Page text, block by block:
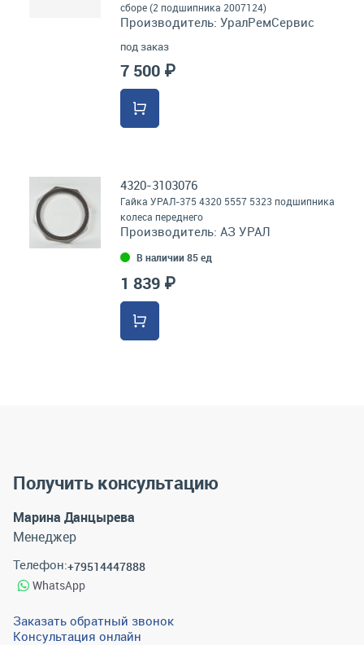
сборе (2 подшипника 2007124)
Производитель: УралРемСервис
под заказ
7 500 ₽
4320-3103076
Гайка УРАЛ-375 4320 5557 5323 подшипника
колеса переднего
Производитель: АЗ УРАЛ
В наличии 85 ед
1 839 ₽
Получить консультацию
Марина Данцырева
Менеджер
Телефон:+79514447888
WhatsApp
Заказать обратный звонок
Консультация онлайн